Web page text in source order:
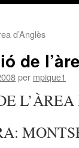
d’Anglès
de
per mpique1